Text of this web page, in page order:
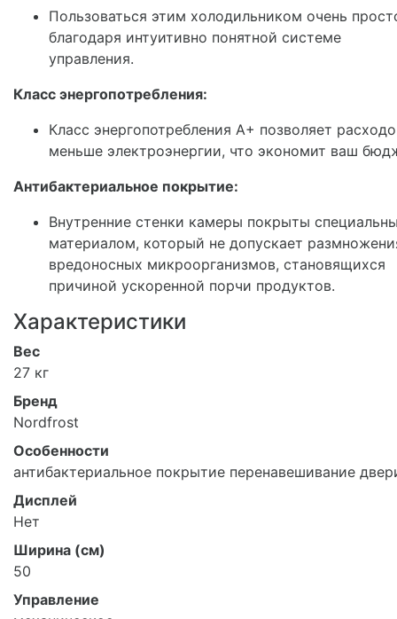
Пользоваться этим холодильником очень
благодаря интуитивно понятной системе
управления.
Класс энергопотребления:
Класс энергопотребления А+ позволяет
меньше электроэнергии, что экономит ваш
Антибактериальное покрытие:
Внутренние стенки камеры покрыты
материалом, который не допускает
вредоносных микроорганизмов, становящихся
причиной ускоренной порчи продуктов.
Характеристики
Вес
27 кг
Бренд
Nordfrost
Особенности
антибактериальное покрытие перенавешивание
Дисплей
Нет
Ширина (см)
50
Управление